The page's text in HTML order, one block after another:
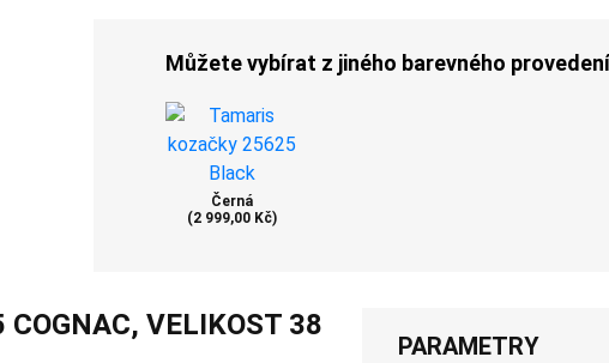
Můžete vybírat z jiného barevného
Černá
(2 999,00 Kč)
VELIKOST 38
PARAMETRY